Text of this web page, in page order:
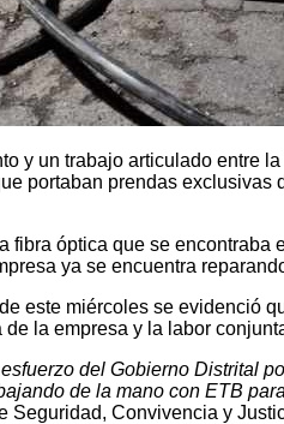
y un trabajo articulado entre
portaban prendas
fibra óptica que se
ya se encuentra
este miércoles se evidenció
la empresa y la labor
del Gobierno Distrital
de la mano con ETB
Seguridad, Convivencia y